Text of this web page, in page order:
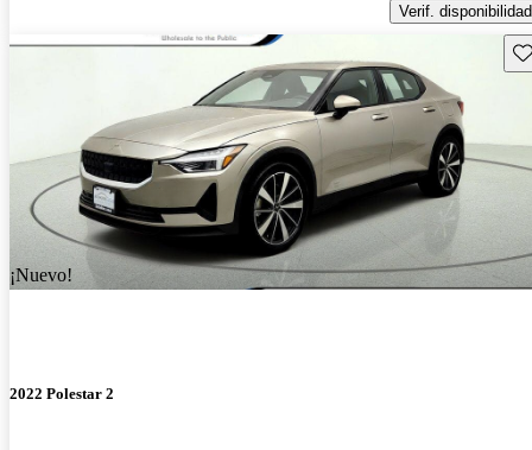
Verif. disponibilidad
¡Nuevo!
2022 Polestar 2